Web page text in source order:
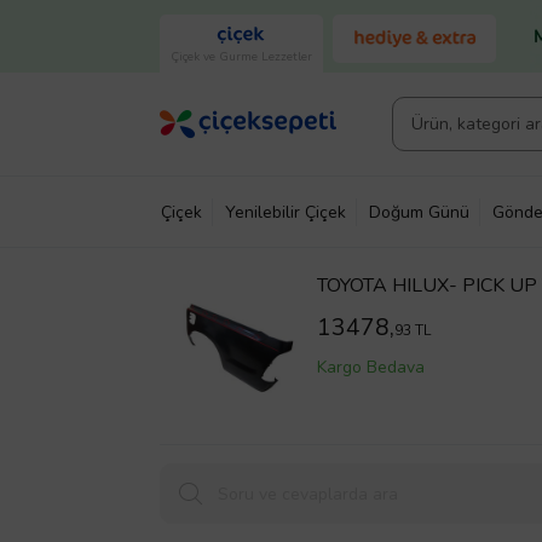
Çiçek ve Gurme Lezzetler
Çiçek Yenilebilir Çiçek Doğum Günü
TOYOTA HILUX- PICK
(ÜST KISMI KESİLİP
13478,93 TL
Kargo Bedava